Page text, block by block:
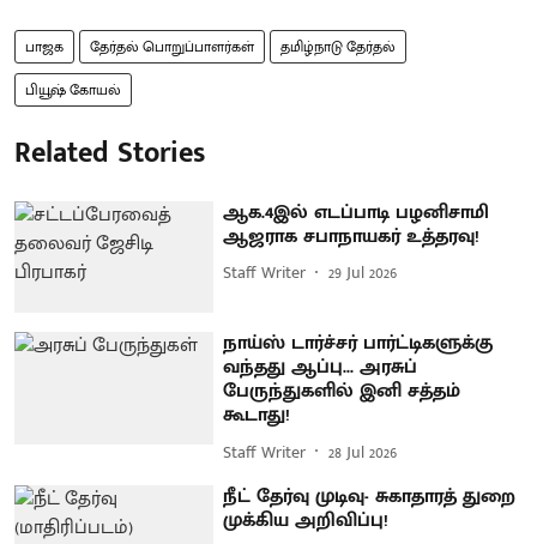
பாஜக தேர்தல் பொறுப்பாளர்கள்
தமிழ்நாடு தேர்தல்
பியூஷ் கோயல்
Related Stories
ஆக.4இல் எடப்பாடி பழனிசாமி
ஆஜராக சபாநாயகர் உத்தரவு!
Staff Writer 29 Jul 2026
நாய்ஸ் டார்ச்சர் பார்ட்டிகளுக்கு
வந்தது ஆப்பு... அரசுப்
பேருந்துகளில் இனி சத்தம்
கூடாது!
Staff Writer 28 Jul 2026
நீட் தேர்வு முடிவு- சுகாதாரத் துறை
முக்கிய அறிவிப்பு!